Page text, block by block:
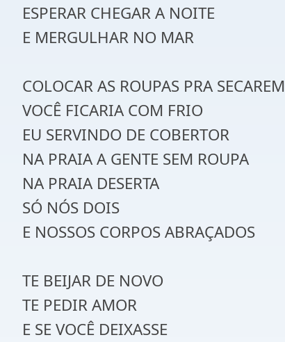
ESPERAR CHEGAR A NOITE
E MERGULHAR NO MAR
COLOCAR AS ROUPAS PRA SECAREM
VOCÊ FICARIA COM FRIO
EU SERVINDO DE COBERTOR
NA PRAIA A GENTE SEM ROUPA
NA PRAIA DESERTA
SÓ NÓS DOIS
E NOSSOS CORPOS ABRAÇADOS
TE BEIJAR DE NOVO
TE PEDIR AMOR
E SE VOCÊ DEIXASSE